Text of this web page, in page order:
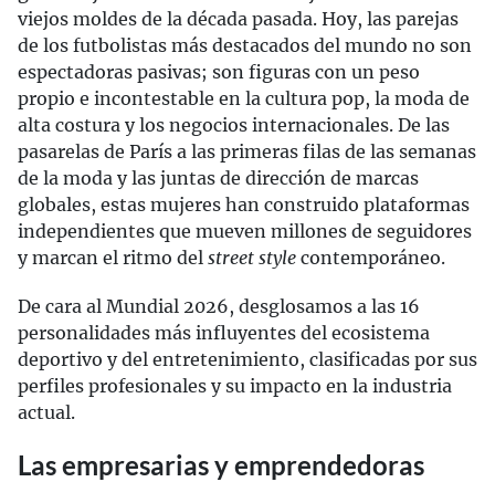
viejos moldes de la década pasada. Hoy, las parejas
de los futbolistas más destacados del mundo no son
espectadoras pasivas; son figuras con un peso
propio e incontestable en la cultura pop, la moda de
alta costura y los negocios internacionales. De las
pasarelas de París a las primeras filas de las semanas
de la moda y las juntas de dirección de marcas
globales, estas mujeres han construido plataformas
independientes que mueven millones de seguidores
y marcan el ritmo del street style contemporáneo.
De cara al Mundial 2026, desglosamos a las 16
personalidades más influyentes del ecosistema
deportivo y del entretenimiento, clasificadas por sus
perfiles profesionales y su impacto en la industria
actual.
Las empresarias y emprendedoras